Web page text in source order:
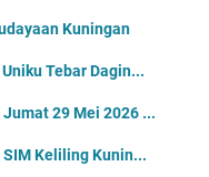
Kuningan
Tebar Dagin...
29 Mei 2026 ...
Keliling Kunin...